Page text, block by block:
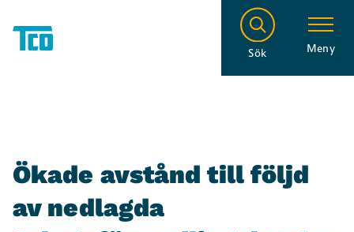
Sök Meny
Ökade avstånd till följd
av nedlagda